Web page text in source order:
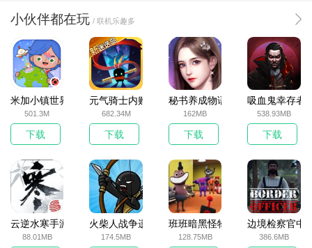
小伙伴都在玩 / 联机乐趣多
米加小镇世界2025官方版
501.3M
下载
元气骑士内购破解版
682.34M
下载
秘书养成物语
162MB
下载
吸血鬼幸存者
538.93MB
下载
云逆水寒手游
88.01MB
火柴人战争遗产无敌版
174.5MB
班班暗黑怪物生存挑战5
128.75MB
边境检察官中
386.6MB